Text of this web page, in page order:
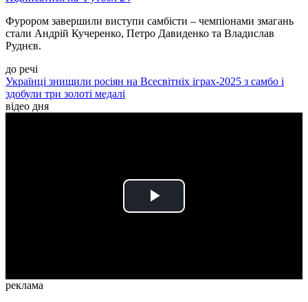
Фурором завершили виступи самбісти – чемпіонами змагань
стали Андрій Кучеренко, Петро Давиденко та Владислав
Руднєв.
до речі
Українці знищили росіян на Всесвітніх іграх-2025 з самбо і
здобули три золоті медалі
відео дня
Play
реклама